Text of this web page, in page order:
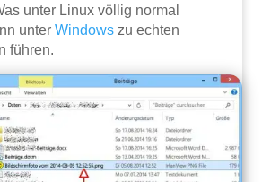
unter Linux völlig normal
unterWindows zu echten
führen.